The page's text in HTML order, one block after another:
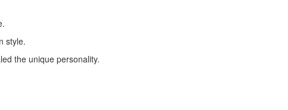
style.
the unique personality.